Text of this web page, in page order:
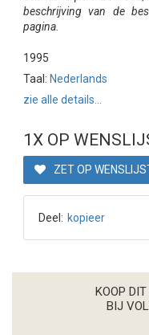
beschrijving van de
pagina.
1995
Taal: Nederlands
zie alle details...
1X OP
ZET OP
Deel: kopieer
KOOP
BIJ